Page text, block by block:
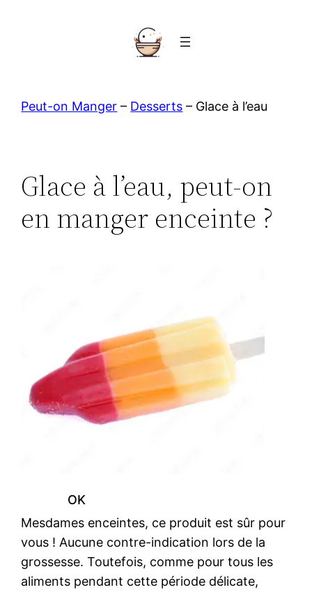
Peut-on Manger – Desserts – Glace à l’eau
Glace à l’eau, peut-on
en manger enceinte ?
OK
Mesdames enceintes, ce produit est sûr pour
vous ! Aucune contre-indication lors de la
grossesse. Toutefois, comme pour tous les
aliments pendant cette période délicate,